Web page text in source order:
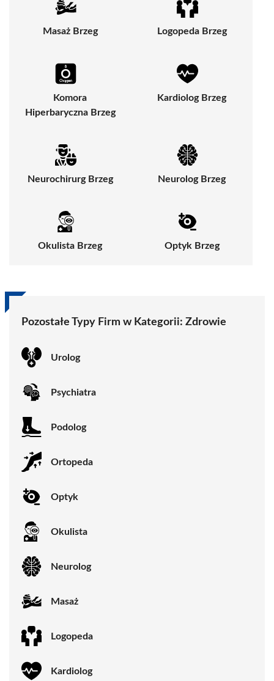
Masaż Brzeg Logopeda Brzeg
Komora
Hiperbaryczna Brzeg
Kardiolog Brzeg
Neurochirurg Brzeg Neurolog Brzeg
Okulista Brzeg Optyk Brzeg
Pozostałe Typy Firm w Kategorii: Zdrowie
Urolog
Psychiatra
Podolog
Ortopeda
Optyk
Okulista
Neurolog
Masaż
Logopeda
Kardiolog